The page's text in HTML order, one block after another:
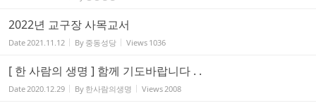
2022년 교구장 사목교서
Date2021.11.12 By 중동성당 Views 1036
[ 한 사람의 생명 ] 함께 기도바랍니다 . .
Date2020.12.29 By 한사람의생명 Views2008